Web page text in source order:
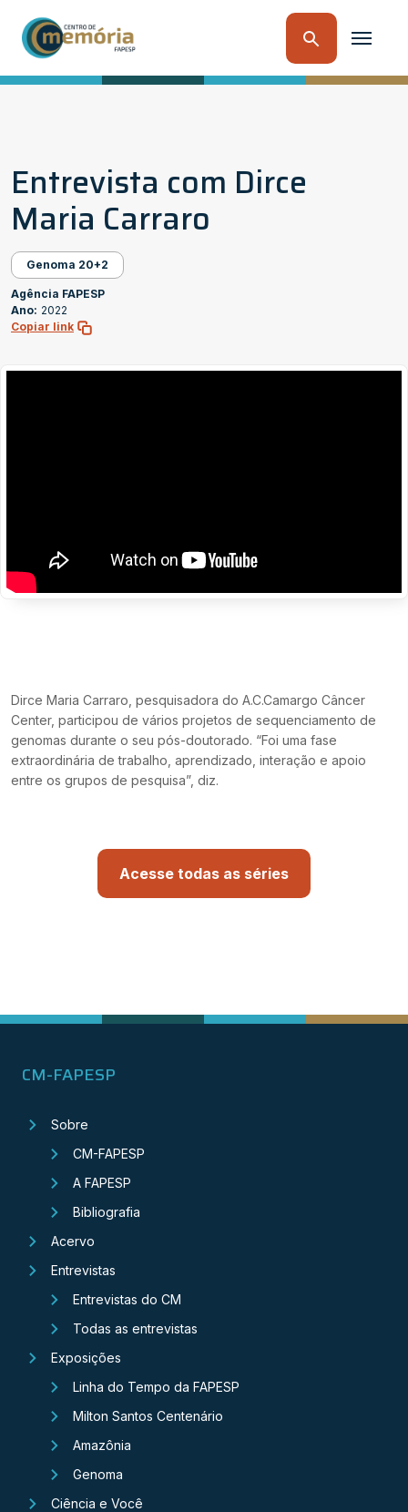
Entrevista com Dirce
Maria Carraro
Genoma 20+2
Agência FAPESP
Ano: 2022
Copiar link
Dirce Maria Carraro, pesquisadora do A.C.Camargo Câncer
Center, participou de vários projetos de sequenciamento de
genomas durante o seu pós-doutorado. “Foi uma fase
extraordinária de trabalho, aprendizado, interação e apoio
entre os grupos de pesquisa”, diz.
Acesse todas as séries
CM-FAPESP
Sobre
CM-FAPESP
A FAPESP
Bibliografia
Acervo
Entrevistas
Entrevistas do CM
Todas as entrevistas
Exposições
Linha do Tempo da FAPESP
Milton Santos Centenário
Amazônia
Genoma
Ciência e Você